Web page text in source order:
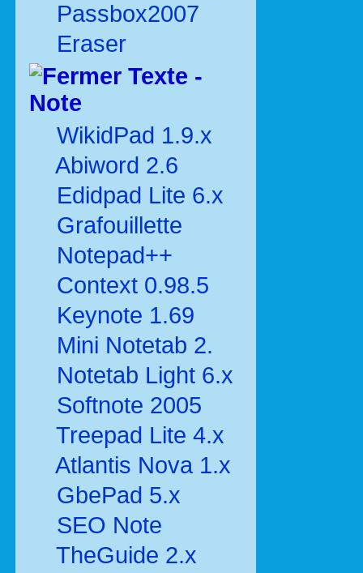
Passbox2007
Eraser
Texte -
Note
WikidPad 1.9.x
Abiword 2.6
Edidpad Lite 6.x
Grafouillette
Notepad++
Context 0.98.5
Keynote 1.69
Mini Notetab 2.
Notetab Light 6.x
Softnote 2005
Treepad Lite 4.x
Atlantis Nova 1.x
GbePad 5.x
SEO Note
TheGuide 2.x